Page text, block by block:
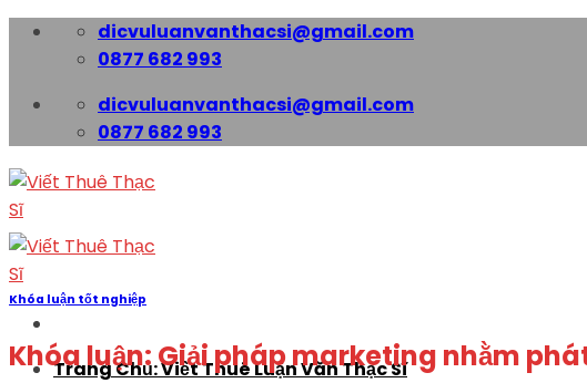
Skip
dicvuluanvanthacsi@gmail.com
0877 682 993
dicvuluanvanthacsi@gmail.com
0877 682 993
Trang Chủ: Viết Thuê Luận Văn Thạc Sĩ
Khóa luận tốt nghiệp
Khóa luận: Giải pháp marketing nhằm